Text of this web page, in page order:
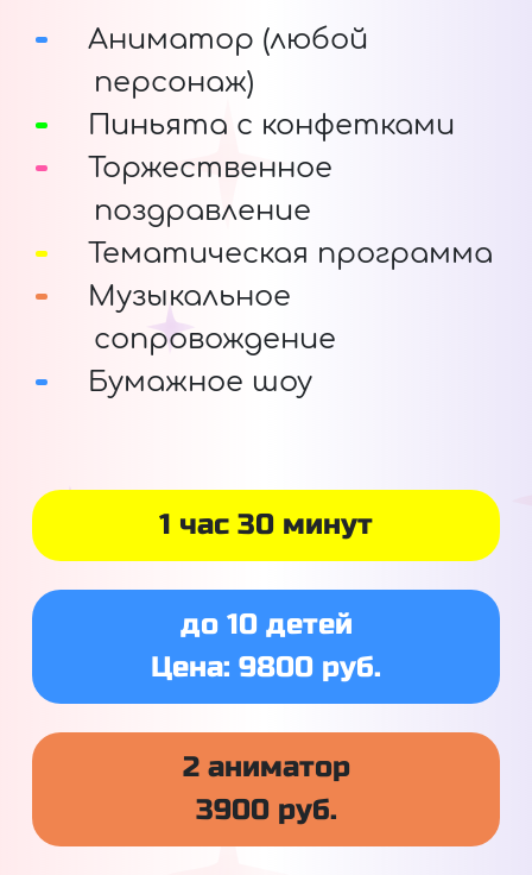
Аниматор (любой
персонаж)
Пиньята с конфетками
Торжественное
поздравление
Тематическая программа
Музыкальное
сопровождение
Бумажное шоу
1 час 30 минут
до 10 детей
Цена: 9800 руб.
2 аниматор
3900 руб.